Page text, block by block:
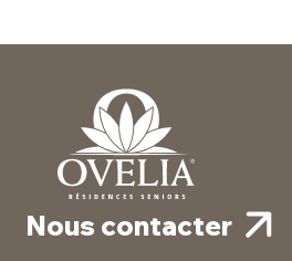
Nous contacter